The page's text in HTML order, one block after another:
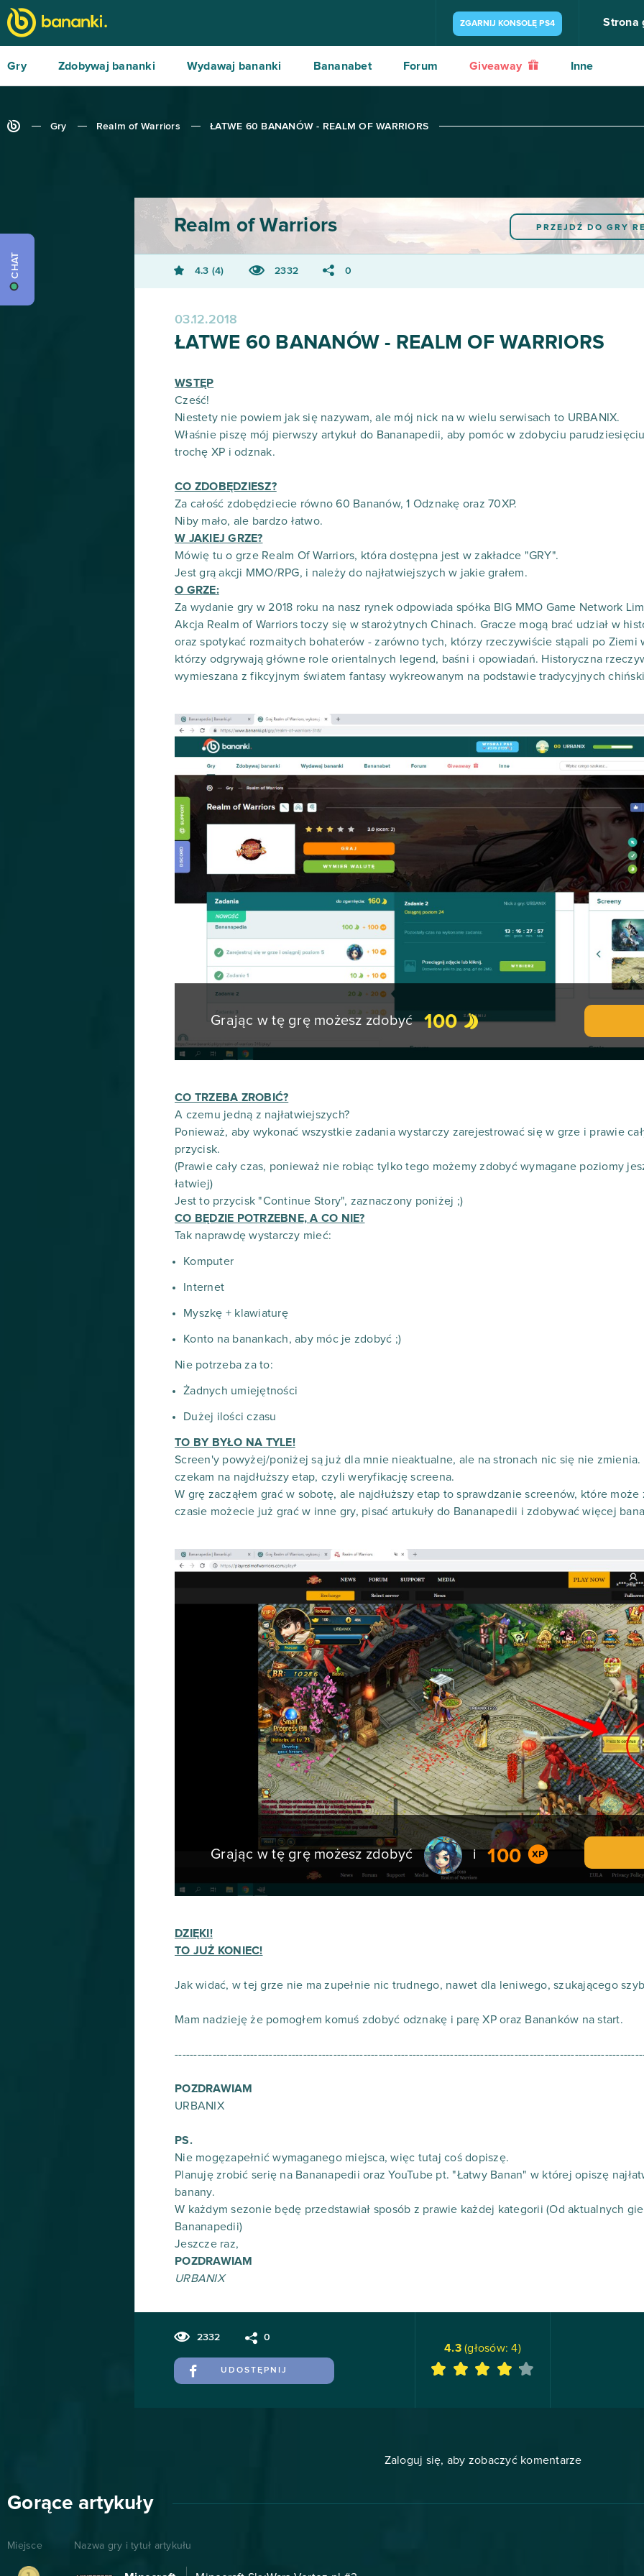
ZGARNIJ KONSOLĘ PS4 Strona
Gry Zdobywaj bananki Wydawaj bananki Bananabet Forum Giveaway Inne
Gry Realm of Warriors ŁATWE 60 BANANÓW - REALM OF WARRIORS
PRZEJDŹ DO GRY
Realm of Warriors
4.3 4 2332 0
03.12.2018
ŁATWE 60 BANANÓW - REALM OF WARRIORS
WSTĘP
Cześć!
Niestety nie powiem jak się nazywam, ale mój nick na w wielu serwisach to URBANIX.
Właśnie piszę mój pierwszy artykuł do Bananapedii, aby pomóc w zdobyciu
trochę XP i odznak.
CO ZDOBĘDZIESZ?
Za całość zdobędziecie równo 60 Bananów, 1 Odznakę oraz 70XP.
Niby mało, ale bardzo łatwo.
W JAKIEJ GRZE?
Mówię tu o grze Realm Of Warriors, która dostępna jest w zakładce "GRY".
Jest grą akcji MMO/RPG, i należy do najłatwiejszych w jakie grałem.
O GRZE:
Za wydanie gry w 2018 roku na nasz rynek odpowiada spółka BIG MMO Game Network
Akcja Realm of Warriors toczy się w starożytnych Chinach. Gracze mogą brać udział w
oraz spotykać rozmaitych bohaterów - zarówno tych, którzy rzeczywiście stąpali po Ziemi
którzy odgrywają główne role orientalnych legend, baśni i opowiadań. Historyczna
wymieszana z fikcyjnym światem fantasy wykreowanym na podstawie tradycyjnych
Grając w tę grę możesz zdobyć 100
CO TRZEBA ZROBIĆ?
A czemu jedną z najłatwiejszych?
Ponieważ, aby wykonać wszystkie zadania wystarczy zarejestrować się w grze i prawie
przycisk.
(Prawie cały czas, ponieważ nie robiąc tylko tego możemy zdobyć wymagane poziomy
łatwiej)
Jest to przycisk "Continue Story", zaznaczony poniżej ;)
CO BĘDZIE POTRZEBNE, A CO NIE?
Tak naprawdę wystarczy mieć:
Komputer
Internet
Myszkę + klawiaturę
Konto na banankach, aby móc je zdobyć ;)
Nie potrzeba za to:
Żadnych umiejętności
Dużej ilości czasu
TO BY BYŁO NA TYLE!
Screen'y powyżej/poniżej są już dla mnie nieaktualne, ale na stronach nic się nie
czekam na najdłuższy etap, czyli weryfikację screena.
W grę zacząłem grać w sobotę, ale najdłuższy etap to sprawdzanie screenów, które
czasie możecie już grać w inne gry, pisać artukuły do Bananapedii i zdobywać więcej
Grając w tę grę możesz zdobyć i 100
DZIĘKI!
TO JUŻ KONIEC!
Jak widać, w tej grze nie ma zupełnie nic trudnego, nawet dla leniwego, szukającego
Mam nadzieję że pomogłem komuś zdobyć odznakę i parę XP oraz Bananków na start.
POZDRAWIAM
URBANIX
PS.
Nie mogęzapełnić wymaganego miejsca, więc tutaj coś dopiszę.
Planuję zrobić serię na Bananapedii oraz YouTube pt. "Łatwy Banan" w której opiszę
banany.
W każdym sezonie będę przedstawiał sposób z prawie każdej kategorii (Od aktualnych
Bananapedii)
Jeszcze raz,
POZDRAWIAM
URBANIX
2332 0
UDOSTĘPNIJ
4.3(głosów:4)
Zaloguj się, aby zobaczyć komentarze
Gorące artykuły
Miejsce Nazwa gry i tytuł artykułu
CHAT